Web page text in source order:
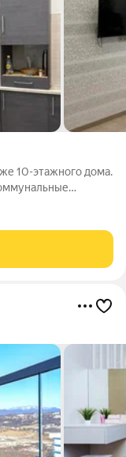
10-этажного дома.
оплачиваются
с детьми, можно с